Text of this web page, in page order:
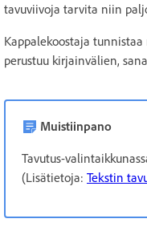
tavuviivoja tarvita niin
Kappalekoostaja
perustuu kirjainvälien,
Muistiinpano
Tavutus-
(Lisätietoja: Tekstin